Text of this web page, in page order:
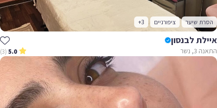
הסרת שיער ציפורניים +3
איילת לבנסון
התאנה 3, נשר 5.0
(3)